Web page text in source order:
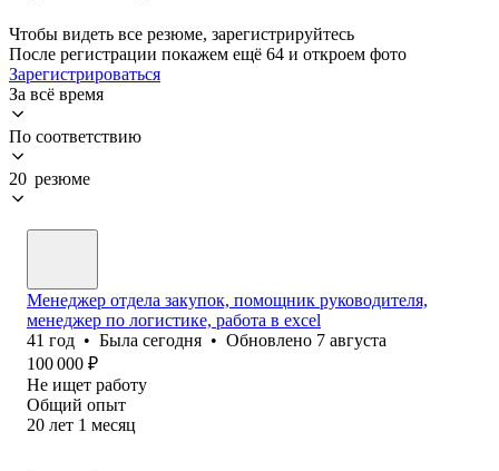
Чтобы видеть все резюме, зарегистрируйтесь
После регистрации покажем ещё 64 и откроем фото
Зарегистрироваться
За всё время
По соответствию
20 резюме
Менеджер отдела закупок, помощник руководителя,
менеджер по логистике, работа в excel
41 год • Была сегодня • Обновлено 7 августа
100 000 ₽
Не ищет работу
Общий опыт
20 лет 1 месяц